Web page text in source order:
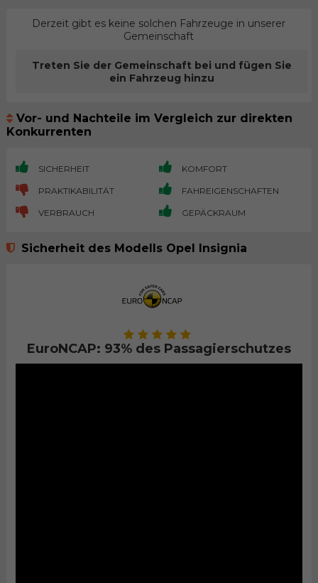
Derzeit gibt es keine solchen Fahrzeuge in unserer
Gemeinschaft
Treten Sie der Gemeinschaft bei und fügen Sie
ein Fahrzeug hinzu
Vor- und Nachteile im Vergleich zur direkten
Konkurrenten
SICHERHEIT KOMFORT
PRAKTIKABILITÄT FAHREIGENSCHAFTEN
VERBRAUCH GEPÄCKRAUM
Sicherheit des Modells Opel Insignia
EuroNCAP: 93% des Passagierschutzes